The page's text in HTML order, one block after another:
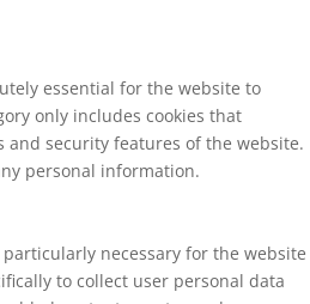
essential for the website to
only includes cookies that
security features of the website.
personal information.
necessary for the website
to collect user personal data